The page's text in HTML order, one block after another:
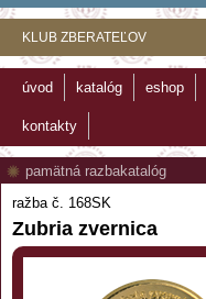
KLUB ZBERATEĽOV
úvod katalóg eshop
kontakty
pamätná razbakatalóg
ražba č. 168SK
Zubria zvernica